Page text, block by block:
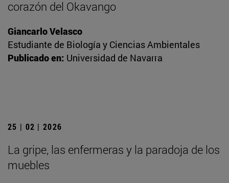
corazón del Okavango
Giancarlo Velasco
Estudiante de Biología y Ciencias Ambientales
Publicado en: Universidad de Navarra
25 | 02 | 2026
La gripe, las enfermeras y la paradoja de los
muebles